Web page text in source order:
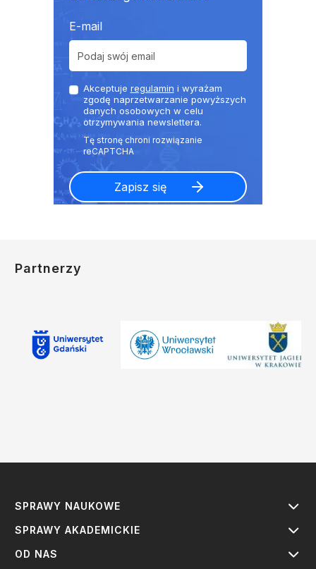
E-mail
Akceptuje regulamin i wyrażam
zgodę naprzetwarzanie powyższych
danych osobowych w celu
otrzymywania newslettera.
Partnerzy
SPRAWY NAUKOWE
SPRAWY AKADEMICKIE
OD NAS